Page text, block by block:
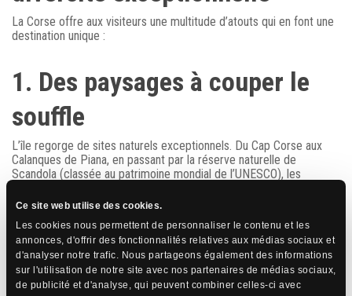
Ce site web utilise des cookies.
Les cookies nous permettent de personnaliser le contenu et les
annonces, d'offrir des fonctionnalités relatives aux médias sociaux et
d'analyser notre trafic. Nous partageons également des informations
sur l'utilisation de notre site avec nos partenaires de médias sociaux,
de publicité et d'analyse, qui peuvent combiner celles-ci avec
La Corse offre aux visiteurs une multitude d’atouts qui en font une
destination unique :
1. Des paysages à couper le
souffle
L’île regorge de sites naturels exceptionnels. Du Cap Corse aux
Calanques de Piana, en passant par la réserve naturelle de
Scandola (classée au patrimoine mondial de l’UNESCO), les
escarpées de l’intérieur, culminant à plus de 2700 mètres avec le
cristallines du littoral.
2. Un patrimoine culturel